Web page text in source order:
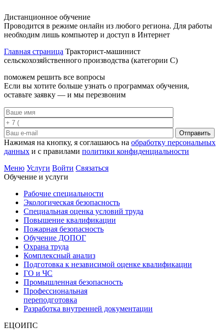
Дистанционное обучение
Проводится в режиме онлайн из любого региона. Для работы
необходим лишь компьютер и доступ в Интернет
Главная страница Тракторист-машинист
сельскохозяйственного производства (категории C)
поможем решить все вопросы
Если вы хотите больше узнать о программах обучения,
оставьте заявку — и мы перезвоним
Отправить
Нажимая на кнопку, я соглашаюсь на обработку персональных
данных и с правилами политики конфиденциальности
Меню Услуги Войти Связаться
Обучение и услуги
Рабочие специальности
Экологическая безопасность
Специальная оценка условий труда
Повышение квалификации
Пожарная безопасность
Обучение ДОПОГ
Охрана труда
Комплексный анализ
Подготовка к независимой оценке квалификации
ГО и ЧС
Промышленная безопасность
Профессиональная
переподготовка
Разработка внутренней документации
ЕЦОИПС